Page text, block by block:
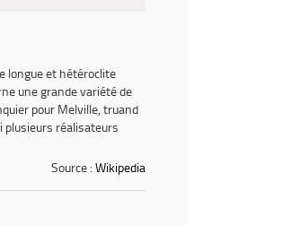
longue et hétéroclite
une grande variété de
pour Melville, truand
plusieurs réalisateurs
Source : Wikipedia